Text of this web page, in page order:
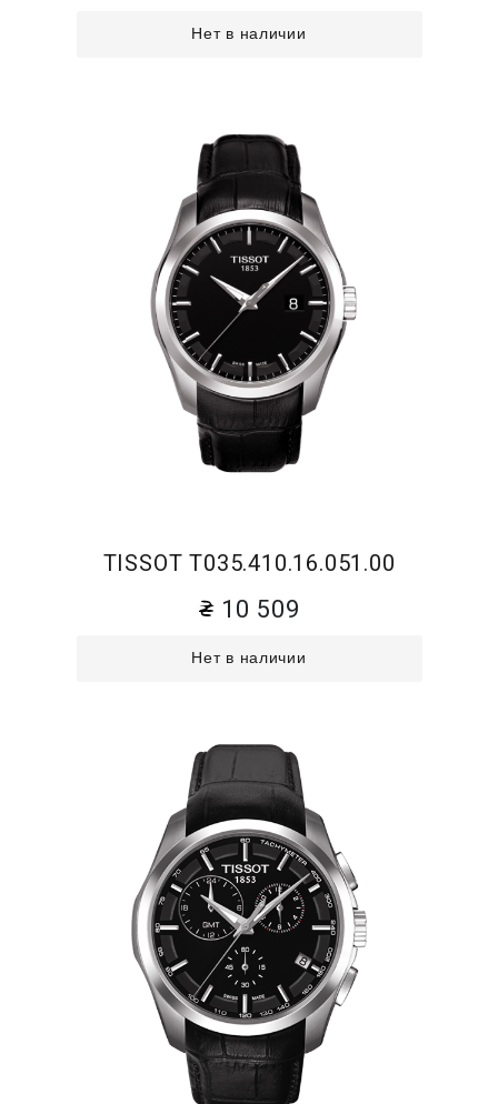
Нет в наличии
TISSOT T035.410.16.051.00
10 509
Нет в наличии